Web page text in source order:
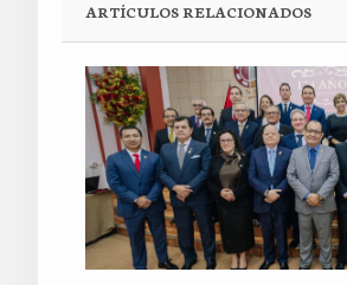
ARTÍCULOS RELACIONADOS